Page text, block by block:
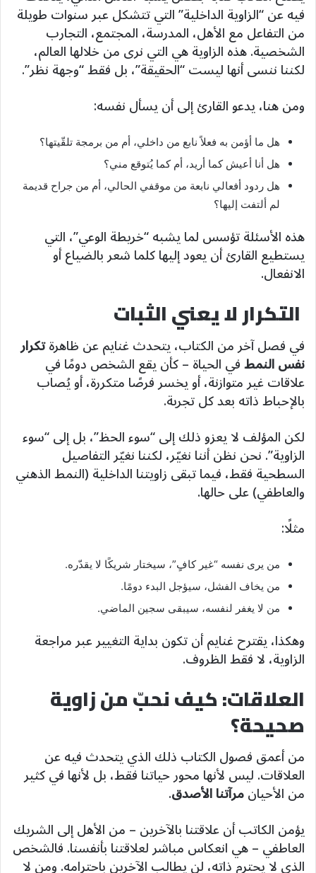
فيه عن “الزاوية الداخلية” التي تتشكل عبر سنوات طويلة
من التفاعل مع الأهل، المدرسة، المجتمع، التجارب
الشخصية. هذه الزاوية هي التي نرى من خلالها العالم،
لكننا ننسى أنها ليست “الحقيقة”، بل فقط “وجهة نظر”.
ومن هنا، يدعو القارئ إلى أن يسأل نفسه:
هل ما أؤمن به فعلاً نابع من داخلي، أم من برمجة تلقّيتها؟
هل أنا أعيش كما أريد، أم كما يُتوقع مني؟
هل ردود أفعالي نابعة من موقفي الحالي، أم من جراح قديمة
لم ألتفت إليها؟
هذه الأسئلة تؤسس لما يشبه “خريطة الوعي”، التي
يستطيع القارئ أن يعود إليها كلما شعر بالضياع أو
الانفعال.
التكرار لا يعني الثبات
في فصل آخر من الكتاب، يتحدث غنايم عن ظاهرةتكرار
نفس النمطفي الحياة – كأن يقع الشخص دومًا في
علاقات غير متوازنة، أو يخسر فرصًا متكررة، أو يُصاب
بالإحباط ذاته بعد كل تجربة.
لكن المؤلف لا يعزو ذلك إلى “سوء الحظ”، بل إلى “سوء
الزاوية”. نحن نظن أننا نغيّر، لكننا نغيّر التفاصيل
السطحية فقط، فيما تبقى زاويتنا الداخلية (النمط الذهني
والعاطفي) على حالها.
مثلًا:
من يرى نفسه “غير كافٍ”، سيختار شريكًا لا يقدّره.
من يخاف الفشل، سيؤجل البدء دومًا.
من لا يغفر لنفسه، سيبقى سجين الماضي.
وهكذا، يقترح غنايم أن تكون بداية التغيير عبر مراجعة
الزاوية، لا فقط الظروف.
العلاقات: كيف نحبّ من زاوية
صحيحة؟
من أعمق فصول الكتاب ذلك الذي يتحدث فيه عن
العلاقات. ليس لأنها محور حياتنا فقط، بل لأنها في كثير
من الأحيانمرآتنا الأصدق.
يؤمن الكاتب أن علاقتنا بالآخرين – من الأهل إلى الشريك
العاطفي – هي انعكاس مباشر لعلاقتنا بأنفسنا. فالشخص
الذي لا يحترم ذاته، لن يطالب الآخرين باحترامه. ومن لا